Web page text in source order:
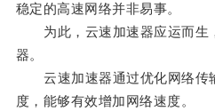
稳定的高速网络并非易事。
为此，云速加速器应运而生
器。
云速加速器通过优化网络传
度，能够有效增加网络速度。